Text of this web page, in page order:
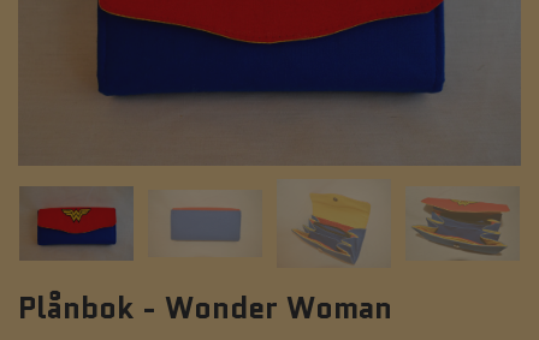
Plånbok - Wonder Woman